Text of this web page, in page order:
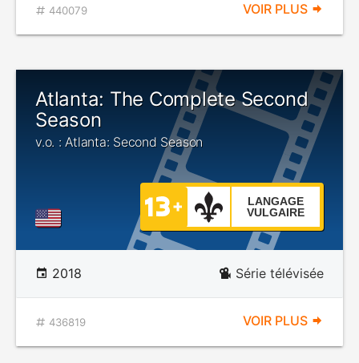
440079 VOIR PLUS
Atlanta: The Complete Second
Season
v.o. : Atlanta: Second Season
LANGAGE
VULGAIRE
2018 Série télévisée
436819 VOIR PLUS